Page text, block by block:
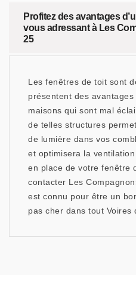
Profitez des avantages
vous adressant à Les
25
Les fenêtres de toit sont
présentent des
maisons qui sont mal
de telles structures
de lumière dans vos
et optimisera la
en place de votre fenêtre
contacter Les
est connu pour être un
pas cher dans tout Voires